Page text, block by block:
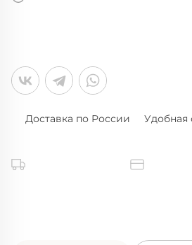
Доставка по России Удобная